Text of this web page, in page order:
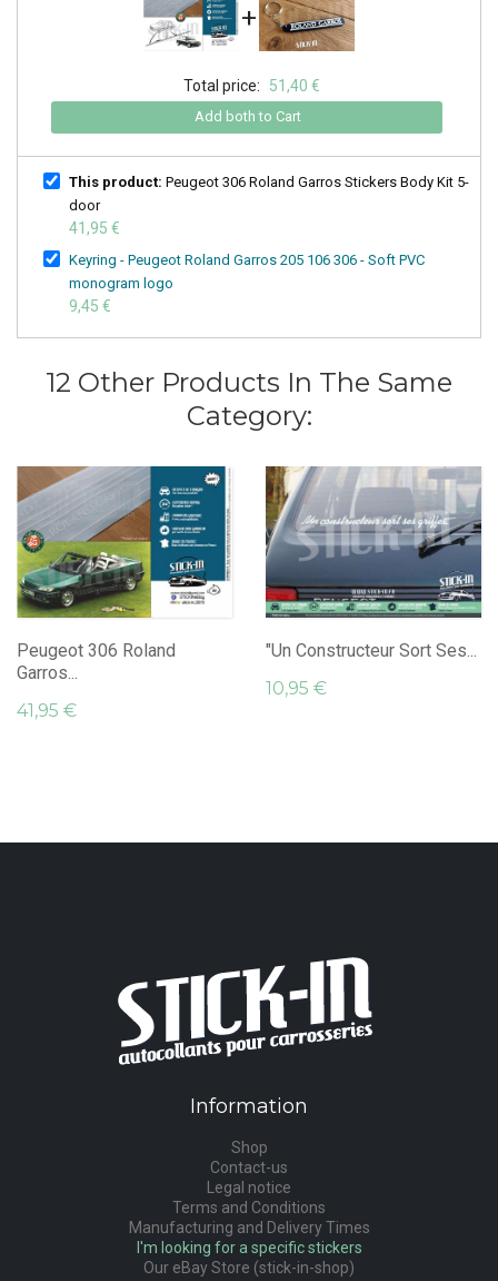
+
Total price: 51,40 €
Add both to Cart
This product: Peugeot 306 Roland Garros Stickers Body Kit 5-
door
41,95 €
Keyring - Peugeot Roland Garros 205 106 306 - Soft PVC
monogram logo
9,45 €
12 Other Products In The Same
Category:
Peugeot 306 Roland
Garros...
41,95 €
"Un Constructeur Sort Ses...
10,95 €
Information
Shop
Contact-us
Legal notice
Terms and Conditions
Manufacturing and Delivery Times
I'm looking for a specific stickers
Our eBay Store (stick-in-shop)